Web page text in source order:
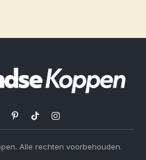
PinterestTikTokInstagram
Alle rechten voorbehouden.